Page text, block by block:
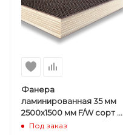
Фанера
ламинированная 35 мм
2500х1500 мм F/W сорт 1/1
березовая
Под заказ